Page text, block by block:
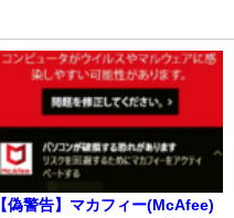
【偽警告】マカフィー(McAfee)